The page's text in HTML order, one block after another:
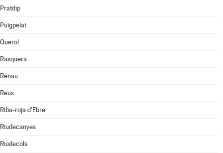
Pratdip
Puigpelat
Querol
Rasquera
Renau
Reus
Riba-roja d'Ebre
Riudecanyes
Riudecols